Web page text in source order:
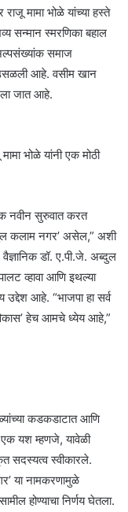
मामा भोळे यांच्या हस्ते
सन्मान स्मरणिका बहाल
समाज
उसळली आहे. वसीम खान
जात आहे.
भोळे यांनी एक मोठी
नवीन सुरुवात करत
कलाम नगर’ असेल,” अशी
वैज्ञानिक डॉ. ए.पी.जे. अब्दुल
व्हावा आणि इथल्या
उद्देश आहे. “भाजपा हा सर्व
हेच आमचे ध्येय आहे,”
कडकडाटात आणि
यश म्हणजे, यावेळी
सदस्यत्व स्वीकारले.
या नामकरणामुळे
होण्याचा निर्णय घेतला.